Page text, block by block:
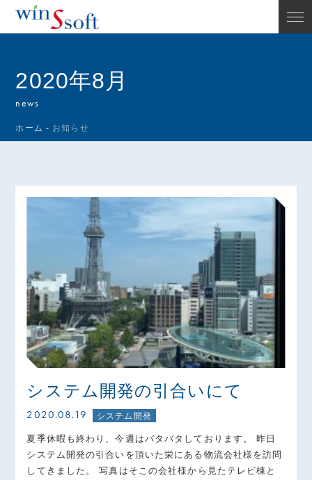
2020年8月
news
ホーム - お知らせ
システム開発の引合いにて
2020.08.19 システム開発
夏季休暇も終わり、今週はバタバタしております。 昨日
システム開発の引合いを頂いた栄にある物流会社様を訪問
してきました。 写真はそこの会社様から見たテレビ棟と